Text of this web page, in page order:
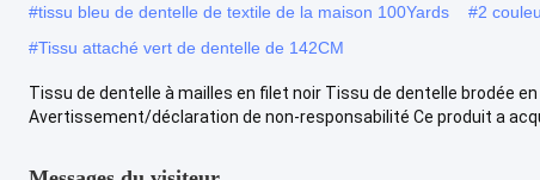
#tissu bleu de dentelle de textile de la maison 100Yards #2
#Tissu attaché vert de dentelle de 142CM
Tissu de dentelle à mailles en filet noir Tissu de dentelle brodée
Avertissement/déclaration de non-responsabilité Ce produit a